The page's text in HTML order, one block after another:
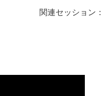
関連セッション：